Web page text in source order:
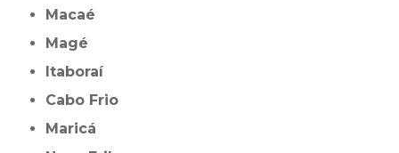
Macaé
Magé
Itaboraí
Cabo Frio
Maricá